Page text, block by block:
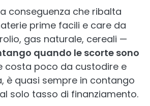
conseguenza che ribalta
prime facili e care da
gas naturale, cereali —
quando le scorte sono
costa poco da custodire e
è quasi sempre in contango
solo tasso di finanziamento.